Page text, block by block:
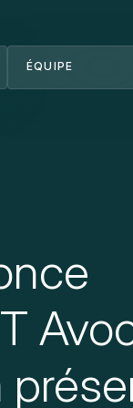
ÉQUIPE